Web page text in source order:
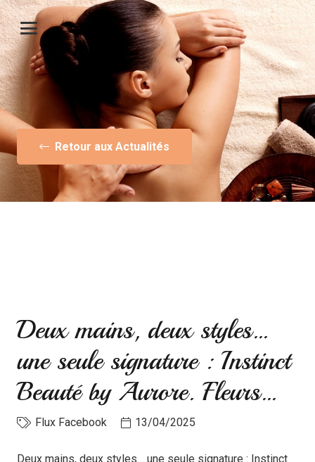
Retour aux Actualités
Deux mains, deux styles…
une seule signature : Instinct
Beauté by Aurore. Fleurs…
Flux Facebook 13/04/2025
Deux mains, deux styles… une seule signature : Instinct